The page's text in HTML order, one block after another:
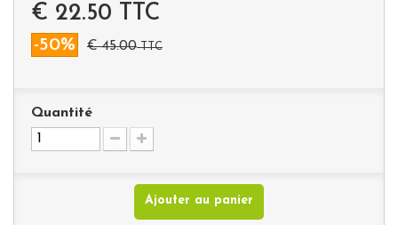
€ 22.50 TTC
-50% € 45.00TTC
Quantité
Ajouter au panier